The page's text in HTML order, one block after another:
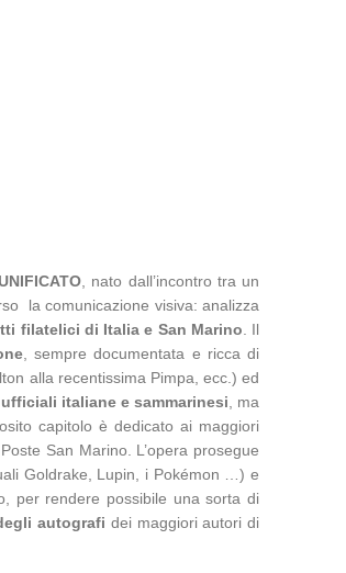
, nato dall’incontro tra un
la comunicazione visiva: analizza
filatelici di Italia e San Marino. Il
, sempre documentata e ricca di
alla recentissima Pimpa, ecc.) ed
italiane e sammarinesi, ma
capitolo è dedicato ai maggiori
San Marino. L’opera prosegue
Goldrake, Lupin, i Pokémon …) e
per rendere possibile una sorta di
autografi dei maggiori autori di